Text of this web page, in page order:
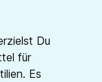
Du
für
Es